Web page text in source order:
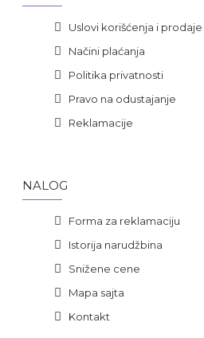
Uslovi korišćenja i prodaje
Načini plaćanja
Politika privatnosti
Pravo na odustajanje
Reklamacije
NALOG
Forma za reklamaciju
Istorija narudžbina
Snižene cene
Mapa sajta
Kontakt